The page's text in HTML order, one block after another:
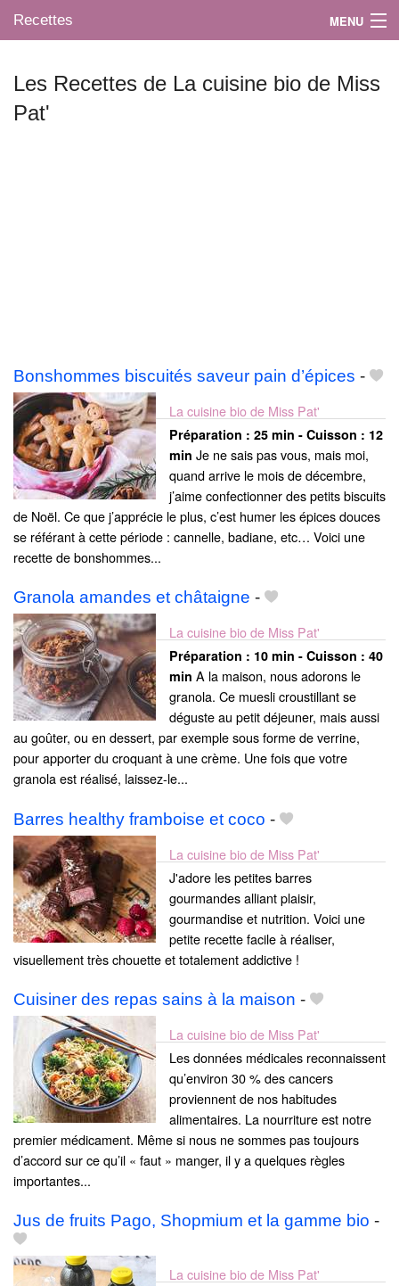
Recettes MENU
Mes blogs préférés
Les Recettes de La cuisine bio de Miss
Pat'
Bonshommes biscuités saveur pain d’épices -
La cuisine bio de Miss Pat'
Préparation : 25 min - Cuisson : 12
min Je ne sais pas vous, mais moi,
quand arrive le mois de décembre,
j’aime confectionner des petits biscuits
de Noël. Ce que j’apprécie le plus, c’est humer les épices douces
se référant à cette période : cannelle, badiane, etc… Voici une
recette de bonshommes...
Granola amandes et châtaigne -
La cuisine bio de Miss Pat'
Préparation : 10 min - Cuisson : 40
min A la maison, nous adorons le
granola. Ce muesli croustillant se
déguste au petit déjeuner, mais aussi
au goûter, ou en dessert, par exemple sous forme de verrine,
pour apporter du croquant à une crème. Une fois que votre
granola est réalisé, laissez-le...
Barres healthy framboise et coco -
La cuisine bio de Miss Pat'
J'adore les petites barres
gourmandes alliant plaisir,
gourmandise et nutrition. Voici une
petite recette facile à réaliser,
visuellement très chouette et totalement addictive !
Cuisiner des repas sains à la maison -
La cuisine bio de Miss Pat'
Les données médicales reconnaissent
qu’environ 30 % des cancers
proviennent de nos habitudes
alimentaires. La nourriture est notre
premier médicament. Même si nous ne sommes pas toujours
d’accord sur ce qu’il « faut » manger, il y a quelques règles
importantes...
Jus de fruits Pago, Shopmium et la gamme bio -
La cuisine bio de Miss Pat'